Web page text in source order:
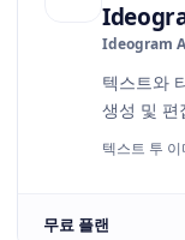
Ideogram
텍스트와
생성 및 편
텍스트 투 이
무료 플랜